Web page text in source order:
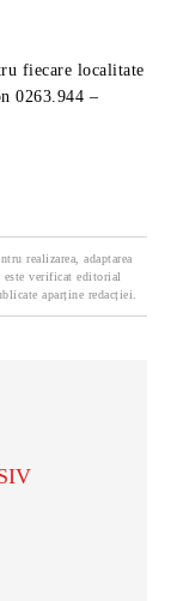
fiecare localitate
0263.944 –
realizarea, adaptarea
verificat editorial
aparține redacției.